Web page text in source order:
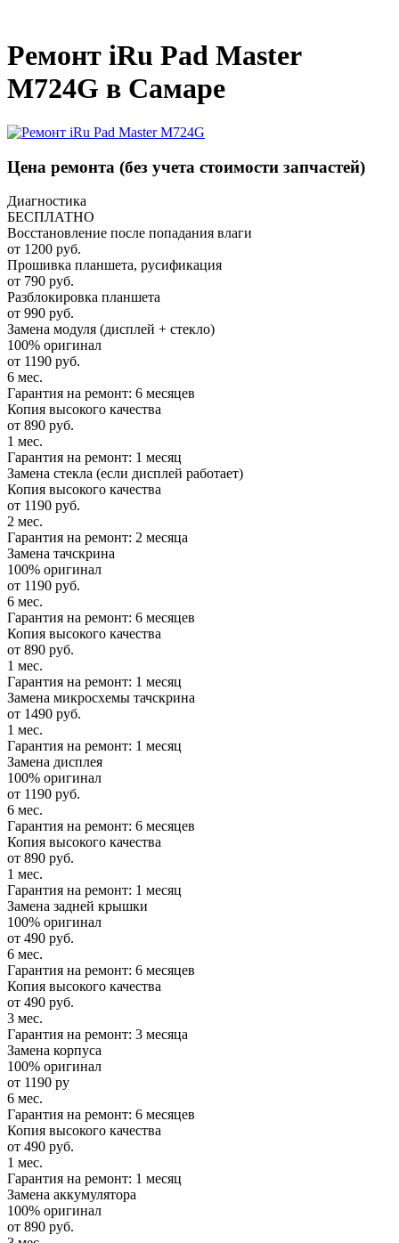
Ремонт iRu Pad Master
M724G в Самаре
Цена ремонта (без учета стоимости запчастей)
Диагностика
БЕСПЛАТНО
Восстановление после попадания влаги
от 1200 руб.
Прошивка планшета, русификация
от 790 руб.
Разблокировка планшета
от 990 руб.
Замена модуля (дисплей + стекло)
100% оригинал
от 1190 руб.
6 мес.
Гарантия на ремонт: 6 месяцев
Копия высокого качества
от 890 руб.
1 мес.
Гарантия на ремонт: 1 месяц
Замена стекла (если дисплей работает)
Копия высокого качества
от 1190 руб.
2 мес.
Гарантия на ремонт: 2 месяца
Замена тачскрина
100% оригинал
от 1190 руб.
6 мес.
Гарантия на ремонт: 6 месяцев
Копия высокого качества
от 890 руб.
1 мес.
Гарантия на ремонт: 1 месяц
Замена микросхемы тачскрина
от 1490 руб.
1 мес.
Гарантия на ремонт: 1 месяц
Замена дисплея
100% оригинал
от 1190 руб.
6 мес.
Гарантия на ремонт: 6 месяцев
Копия высокого качества
от 890 руб.
1 мес.
Гарантия на ремонт: 1 месяц
Замена задней крышки
100% оригинал
от 490 руб.
6 мес.
Гарантия на ремонт: 6 месяцев
Копия высокого качества
от 490 руб.
3 мес.
Гарантия на ремонт: 3 месяца
Замена корпуса
100% оригинал
от 1190 ру
6 мес.
Гарантия на ремонт: 6 месяцев
Копия высокого качества
от 490 руб.
1 мес.
Гарантия на ремонт: 1 месяц
Замена аккумулятора
100% оригинал
от 890 руб.